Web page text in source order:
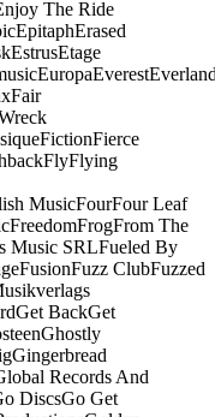
The Ride
EpitaphErased
EstrusEtage
EuropaEverest
Fair
FictionFierce
FlyFlying
MusicFourFour Leaf
FreedomFrogFrom The
Music SRLFueled By
FusionFuzz ClubFuzzed
Get BackGet
Ghostly
Gingerbread
Records And
DiscsGo Get